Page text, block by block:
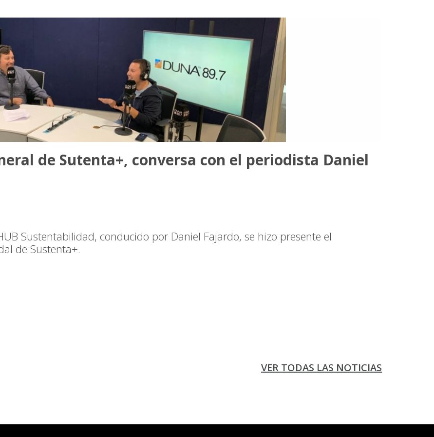
de Sutenta+, conversa con el periodista Daniel
Sustentabilidad, conducido por Daniel Fajardo, se hizo presente el
de Sustenta+.
VER TODAS LAS NOTICIAS